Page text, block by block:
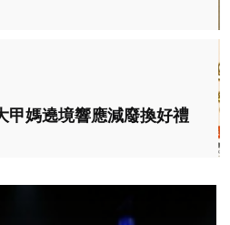
甲媽遶境響應減廢換好禮